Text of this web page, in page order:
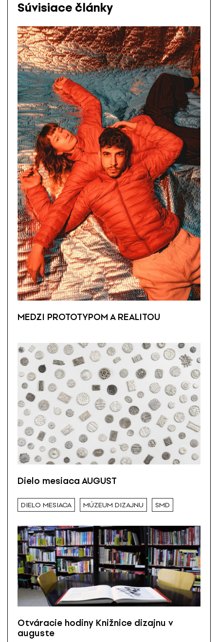
Súvisiace články
MEDZI PROTOTYPOM A REALITOU
Dielo mesiaca AUGUST
DIELO MESIACA MÚZEUM DIZAJNU SMD
Otváracie hodiny Knižnice dizajnu v
auguste